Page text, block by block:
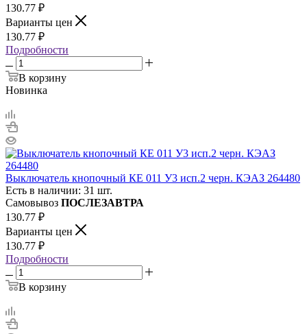
130.77 ₽
Варианты цен
130.77 ₽
Подробности
В корзину
Новинка
Выключатель кнопочный КЕ 011 У3 исп.2 черн. КЭАЗ 264480
Есть в наличии: 31 шт.
Самовывоз ПОСЛЕЗАВТРА
130.77 ₽
Варианты цен
130.77 ₽
Подробности
В корзину